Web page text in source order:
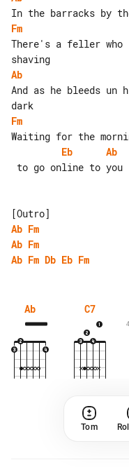
Fm
There's a feller
Ab
And as he bleeds
Fm
Eb
Ab
Ab Fm
Ab Fm
Ab Fm Db Eb Fm
Ab C7
4
Tom